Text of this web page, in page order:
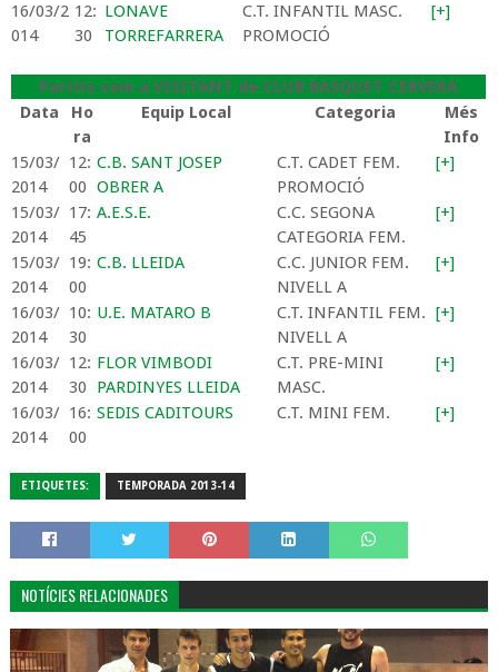
16/03/2
014
12:
30
LONAVE
TORREFARRERA
C.T. INFANTIL MASC.
PROMOCIÓ
[+]
Partits com a VISITANT de CLUB BASQUET CERVERA
Data
Ho
ra
Equip Local Categoria
Més
Info
15/03/
2014
12:
00
C.B. SANT JOSEP
OBRER A
C.T. CADET FEM.
PROMOCIÓ
[+]
15/03/
2014
17:
45
A.E.S.E.
C.C. SEGONA
CATEGORIA FEM.
[+]
15/03/
2014
19:
00
C.B. LLEIDA
C.C. JUNIOR FEM.
NIVELL A
[+]
16/03/
2014
10:
30
U.E. MATARO B
C.T. INFANTIL FEM.
NIVELL A
[+]
16/03/
2014
12:
30
FLOR VIMBODI
PARDINYES LLEIDA
C.T. PRE-MINI
MASC.
[+]
16/03/
2014
16:
00
SEDIS CADITOURS C.T. MINI FEM. [+]
ETIQUETES: TEMPORADA 2013-14
NOTÍCIES RELACIONADES